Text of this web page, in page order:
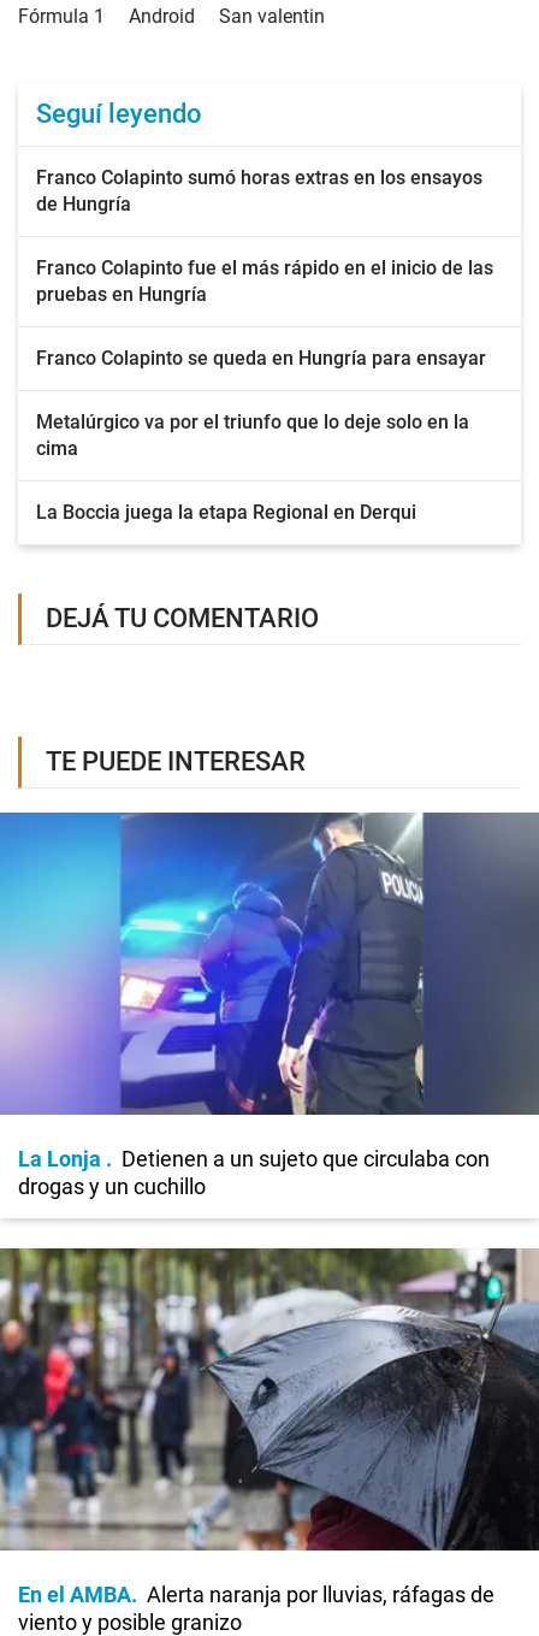
Fórmula 1 Android San valentin
Seguí leyendo
Franco Colapinto sumó horas extras en los ensayos
de Hungría
Franco Colapinto fue el más rápido en el inicio de las
pruebas en Hungría
Franco Colapinto se queda en Hungría para ensayar
Metalúrgico va por el triunfo que lo deje solo en la
cima
La Boccia juega la etapa Regional en Derqui
DEJÁ TU COMENTARIO
TE PUEDE INTERESAR
La Lonja
Detienen a un sujeto que circulaba con
drogas y un cuchillo
En el AMBA
Alerta naranja por lluvias, ráfagas de
viento y posible granizo